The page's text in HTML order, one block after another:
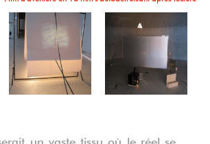
un vaste tissu où le réel se